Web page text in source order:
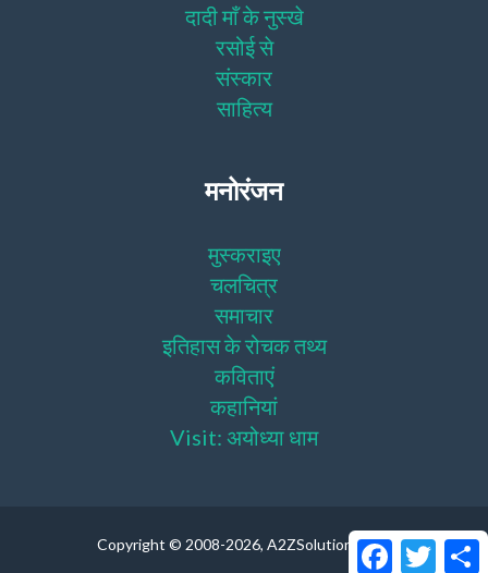
दादी माँ के नुस्खे
रसोई से
संस्कार
साहित्य
मनोरंजन
मुस्कराइए
चलचित्र
समाचार
इतिहास के रोचक तथ्य
कविताएं
कहानियां
Visit: अयोध्या धाम
Copyright © 2008-2026, A2ZSolutions LLC. FacebookTwitter